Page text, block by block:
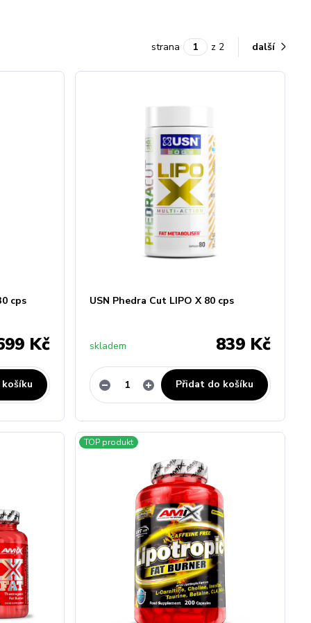
strana z 2 další
cps
Kč
USN Phedra Cut LIPO X 80 cps
839 Kč
skladem
Přidat do košíku
TOP produkt